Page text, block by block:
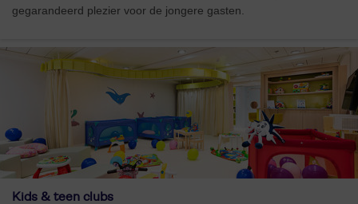
gegarandeerd plezier voor de jongere gasten.
Kids & teen clubs